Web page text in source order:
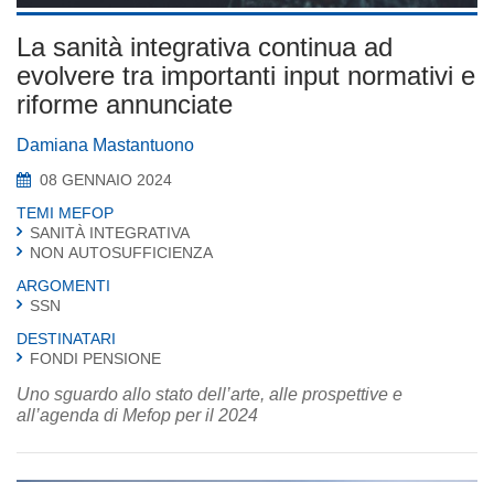
La sanità integrativa continua ad
evolvere tra importanti input normativi e
riforme annunciate
Damiana Mastantuono
08 GENNAIO 2024
TEMI MEFOP
SANITÀ INTEGRATIVA
NON AUTOSUFFICIENZA
ARGOMENTI
SSN
DESTINATARI
FONDI PENSIONE
Uno sguardo allo stato dell’arte, alle prospettive e
all’agenda di Mefop per il 2024